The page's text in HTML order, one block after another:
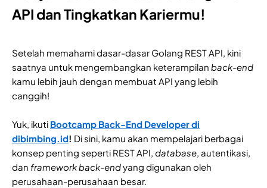
API dan Tingkatkan Kariermu!
Setelah memahami dasar-dasar Golang REST API, kini
saatnya untuk mengembangkan keterampilan back-end
kamu lebih jauh dengan membuat API yang lebih
canggih!
Yuk, ikuti Bootcamp Back-End Developer di
dibimbing.id! Di sini, kamu akan mempelajari berbagai
konsep penting seperti REST API, database, autentikasi,
dan framework back-endyang digunakan oleh
perusahaan-perusahaan besar.